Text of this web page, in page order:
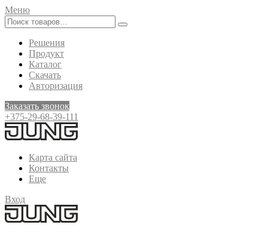
Меню
Решения
Продукт
Каталог
Скачать
Авторизация
Заказать звонок
+375-29-68-39-111
Карта сайта
Контакты
Еще
Вход